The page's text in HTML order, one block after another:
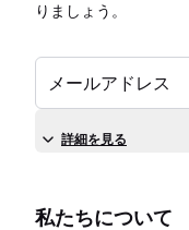
りましょう。
メールアドレス
詳細を見る
私たちについて